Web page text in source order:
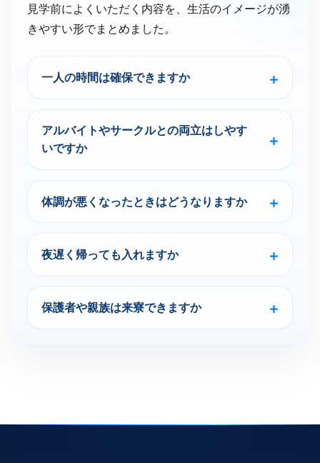
見学前によくいただく内容を、生活のイメージが湧
きやすい形でまとめました。
一人の時間は確保できますか
アルバイトやサークルとの両立はしやす
いですか
体調が悪くなったときはどうなりますか
夜遅く帰っても入れますか
保護者や親族は来寮できますか